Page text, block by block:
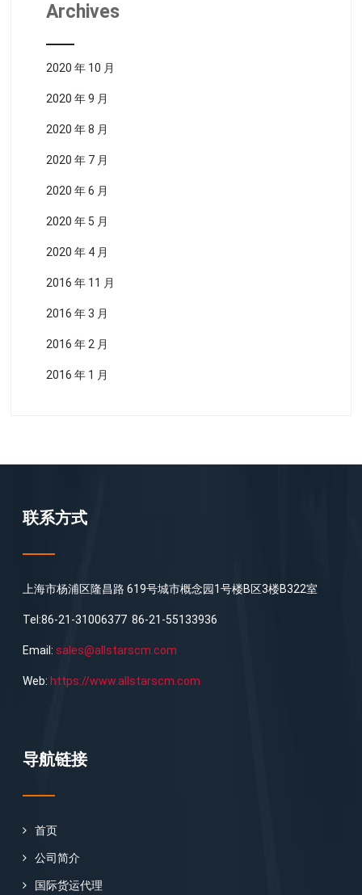
Archives
2020 年 10 月
2020 年 9 月
2020 年 8 月
2020 年 7 月
2020 年 6 月
2020 年 5 月
2020 年 4 月
2016 年 11 月
2016 年 3 月
2016 年 2 月
2016 年 1 月
联系方式
上海市杨浦区隆昌路 619号城市概念园1号楼B区3楼B322室
Tel:86-21-31006377 86-21-55133936
Email:sales@allstarscm.com
Web: https://www.allstarscm.com
导航链接
首页
公司简介
国际货运代理